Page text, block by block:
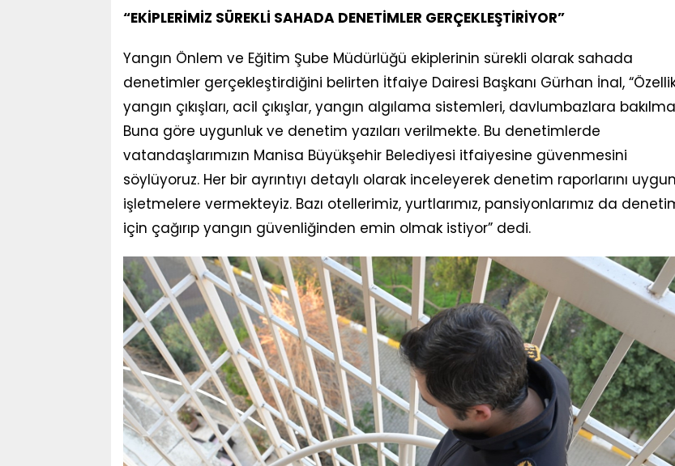
“EKİPLERİMİZ SÜREKLİ SAHADA DENETİMLER GERÇEKLEŞTİRİYOR”
Yangın Önlem ve Eğitim Şube Müdürlüğü ekiplerinin sürekli olarak sahada
denetimler gerçekleştirdiğini belirten İtfaiye Dairesi Başkanı Gürhan İnal,
yangın çıkışları, acil çıkışlar, yangın algılama sistemleri, davlumbazlara
Buna göre uygunluk ve denetim yazıları verilmekte. Bu denetimlerde
vatandaşlarımızın Manisa Büyükşehir Belediyesi itfaiyesine güvenmesini
söylüyoruz. Her bir ayrıntıyı detaylı olarak inceleyerek denetim raporlarını uygun
işletmelere vermekteyiz. Bazı otellerimiz, yurtlarımız, pansiyonlarımız da
için çağırıp yangın güvenliğinden emin olmak istiyor” dedi.